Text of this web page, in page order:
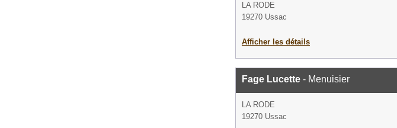
LA RODE
19270 Ussac
Afficher les détails
Fage Lucette - Menuisier
LA RODE
19270 Ussac